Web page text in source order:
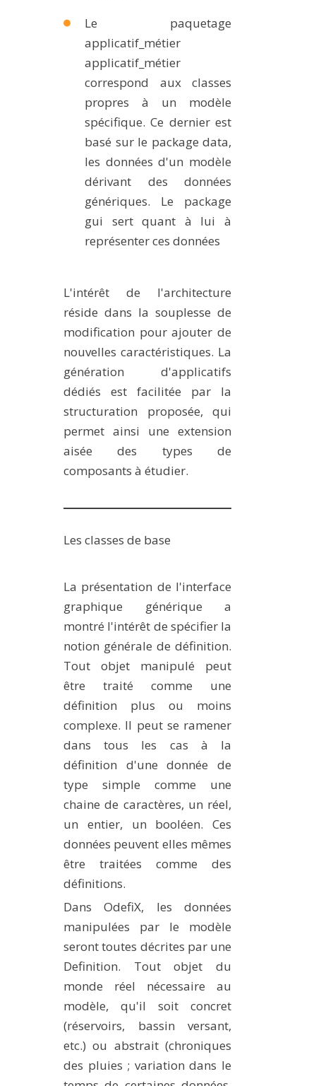
Le paquetage
applicatif_métier
applicatif_métier
correspond aux classes
propres à un modèle
spécifique. Ce dernier est
basé sur le package data,
les données d'un modèle
dérivant des données
génériques. Le package
gui sert quant à lui à
représenter ces données
L'intérêt de l'architecture
réside dans la souplesse de
modification pour ajouter de
nouvelles caractéristiques. La
génération d'applicatifs
dédiés est facilitée par la
structuration proposée, qui
permet ainsi une extension
aisée des types de
composants à étudier.
Les classes de base
La présentation de l'interface
graphique générique a
montré l'intérêt de spécifier la
notion générale de définition.
Tout objet manipulé peut
être traité comme une
définition plus ou moins
complexe. Il peut se ramener
dans tous les cas à la
définition d'une donnée de
type simple comme une
chaine de caractères, un réel,
un entier, un booléen. Ces
données peuvent elles mêmes
être traitées comme des
définitions.
Dans OdefiX, les données
manipulées par le modèle
seront toutes décrites par une
Definition. Tout objet du
monde réel nécessaire au
modèle, qu'il soit concret
(réservoirs, bassin versant,
etc.) ou abstrait (chroniques
des pluies ; variation dans le